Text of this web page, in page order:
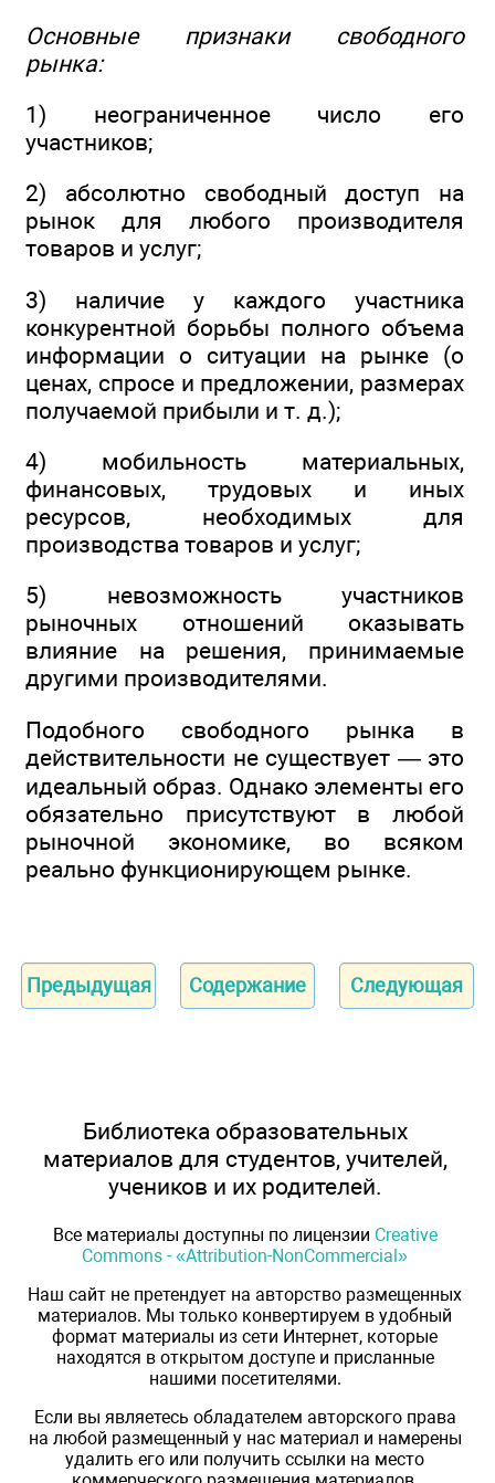
Основные признаки свободного
рынка:
1) неограниченное число его
участников;
2) абсолютно свободный доступ на
рынок для любого производителя
товаров и услуг;
3) наличие у каждого участника
конкурентной борьбы полного объема
информации о ситуации на рынке (о
ценах, спросе и предложении, размерах
получаемой прибыли и т. д.);
4) мобильность материальных,
финансовых, трудовых и иных
ресурсов, необходимых для
производства товаров и услуг;
5) невозможность участников
рыночных отношений оказывать
влияние на решения, принимаемые
другими производителями.
Подобного свободного рынка в
действительности не существует — это
идеальный образ. Однако элементы его
обязательно присутствуют в любой
рыночной экономике, во всяком
реально функционирующем рынке.
Предыдущая Содержание Следующая
Библиотека образовательных
материалов для студентов, учителей,
учеников и их родителей.
Все материалы доступны по лицензии Creative
Commons - «Attribution-NonCommercial»
Наш сайт не претендует на авторство размещенных
материалов. Мы только конвертируем в удобный
формат материалы из сети Интернет, которые
находятся в открытом доступе и присланные
нашими посетителями.
Если вы являетесь обладателем авторского права
на любой размещенный у нас материал и намерены
удалить его или получить ссылки на место